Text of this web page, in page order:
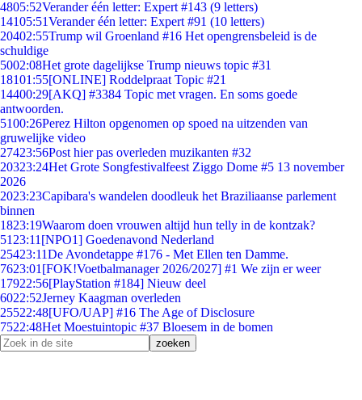
4805:52Verander één letter: Expert #143 (9 letters)
14105:51Verander één letter: Expert #91 (10 letters)
20402:55Trump wil Groenland #16 Het opengrensbeleid is de
schuldige
5002:08Het grote dagelijkse Trump nieuws topic #31
18101:55[ONLINE] Roddelpraat Topic #21
14400:29[AKQ] #3384 Topic met vragen. En soms goede
antwoorden.
5100:26Perez Hilton opgenomen op spoed na uitzenden van
gruwelijke video
27423:56Post hier pas overleden muzikanten #32
20323:24Het Grote Songfestivalfeest Ziggo Dome #5 13 november
2026
2023:23Capibara's wandelen doodleuk het Braziliaanse parlement
binnen
1823:19Waarom doen vrouwen altijd hun telly in de kontzak?
51 23:11 [NPO1] Goedenavond Nederland
25423:11De Avondetappe #176 - Met Ellen ten Damme.
7623:01 [FOK!Voetbalmanager 2026/2027] #1 We zijn er weer
17922:56[PlayStation #184] Nieuw deel
6022:52Jerney Kaagman overleden
25522:48[UFO/UAP] #16 The Age of Disclosure
7522:48Het Moestuintopic #37 Bloesem in de bomen